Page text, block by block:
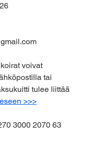
voivat
tai
tulee liittää
>>>
3000 2070 63